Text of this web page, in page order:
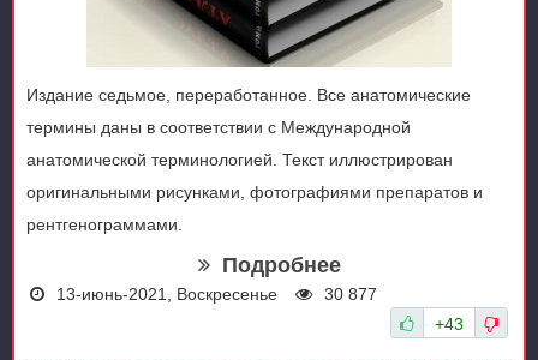
Издание седьмое, переработанное. Все анатомические
термины даны в соответствии с Международной
анатомической терминологией. Текст иллюстрирован
оригинальными рисунками, фотографиями препаратов и
рентгенограммами.
Подробнее
13-июнь-2021, Воскресенье
30 877
+43